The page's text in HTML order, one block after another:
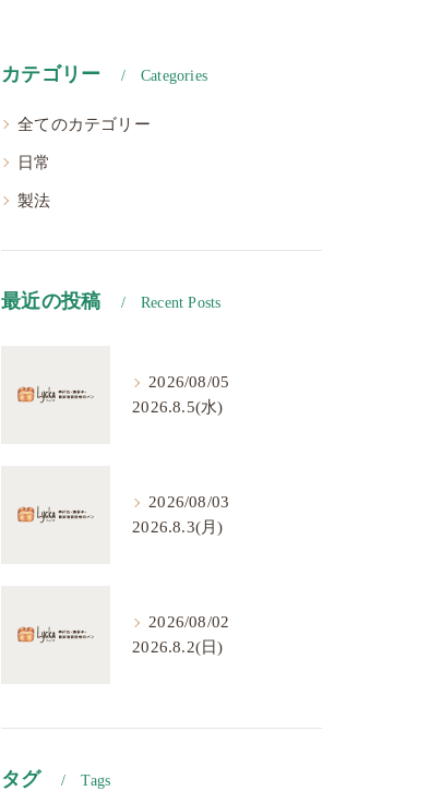
カテゴリー Categories
全てのカテゴリー
日常
製法
最近の投稿 Recent Posts
2026/08/05
2026.8.5(水)
2026/08/03
2026.8.3(月)
2026/08/02
2026.8.2(日)
タグ Tags